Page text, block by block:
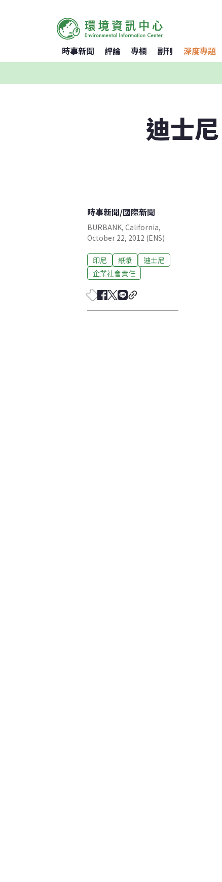
時事新聞 評論 專欄 副刊 深度專題
迪士
時事新聞/國際新聞
BURBANK, California,
October 22, 2012 (ENS)
印尼 紙漿
迪士尼
企業社會責任